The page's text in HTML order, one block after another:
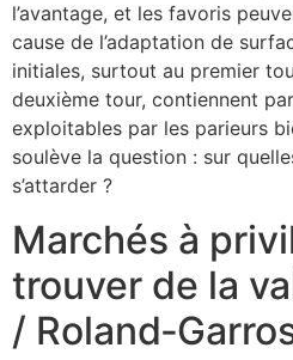
l’avantage, et les favoris
cause de l’adaptation de
initiales, surtout au premier
deuxième tour, contiennent
exploitables par les parieurs
soulève la question : sur
s’attarder ?
Marchés à
trouver de la
/